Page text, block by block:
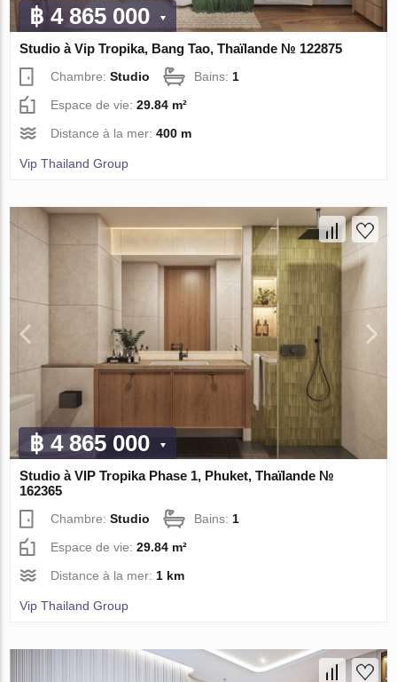
฿ 4 865 000
Studio à Vip Tropika, Bang Tao, Thaïlande № 122875
Chambre:Studio Bains:1
Espace de vie:29.84 m²
Distance à la mer:400 m
Vip Thailand Group
฿ 4 865 000
Studio à VIP Tropika Phase 1, Phuket, Thaïlande №
162365
Chambre:Studio Bains: 1
Espace de vie:29.84 m²
Distance à la mer: 1 km
Vip Thailand Group